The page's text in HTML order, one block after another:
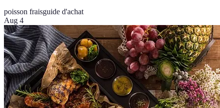
poisson fraisguide d'achat
Aug 4